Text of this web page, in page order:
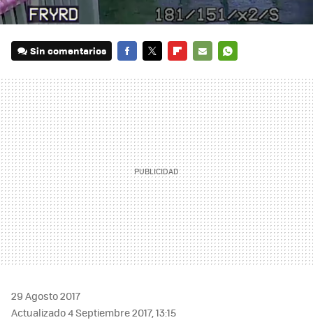
Sin comentarios
MAIL
29 Agosto 2017
Actualizado 4 Septiembre 2017, 13:15